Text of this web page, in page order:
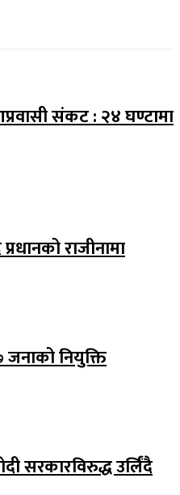
संकट : २४ घण्टामा
प्रधानको राजीनामा
जनाको नियुक्ति
सरकारविरुद्ध उर्लिंदै